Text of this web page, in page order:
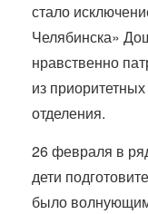
стало
Челябинска»
нравственно
из
отделения.
26 февраля в
дети
было